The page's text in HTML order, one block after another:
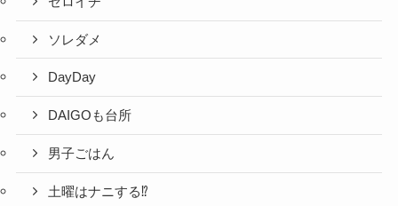
ソレダメ
DayDay
DAIGOも台所
男子ごはん
土曜はナニする⁉